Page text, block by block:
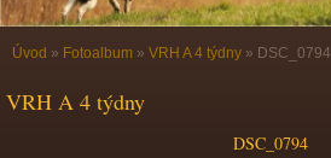
Úvod » Fotoalbum » VRH A 4 týdny » DSC_0794
VRH A 4 týdny
DSC_0794